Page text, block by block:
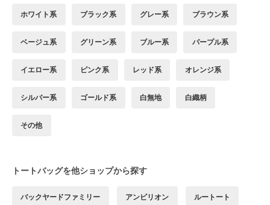
ホワイト系 ブラック系 グレー系 ブラウン系
ベージュ系 グリーン系 ブルー系 パープル系
イエロー系 ピンク系 レッド系 オレンジ系
シルバー系 ゴールド系 白無地 白織柄
その他
トートバッグを他ショップから探す
バックヤードファミリー アンビリオン ルートート